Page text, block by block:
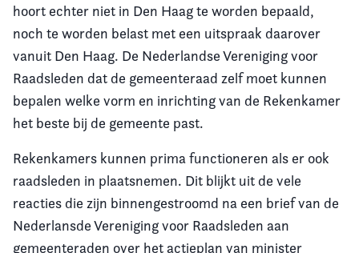
hoort echter niet in Den Haag te worden bepaald,
noch te worden belast met een uitspraak daarover
vanuit Den Haag. De Nederlandse Vereniging voor
Raadsleden dat de gemeenteraad zelf moet kunnen
bepalen welke vorm en inrichting van de Rekenkamer
het beste bij de gemeente past.
Rekenkamers kunnen prima functioneren als er ook
raadsleden in plaatsnemen. Dit blijkt uit de vele
reacties die zijn binnengestroomd na een brief van de
Nederlansde Vereniging voor Raadsleden aan
gemeenteraden over het actieplan van minister